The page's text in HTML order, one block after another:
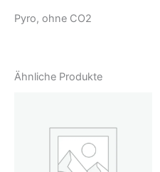
Pyro, ohne CO2
Ähnliche Produkte